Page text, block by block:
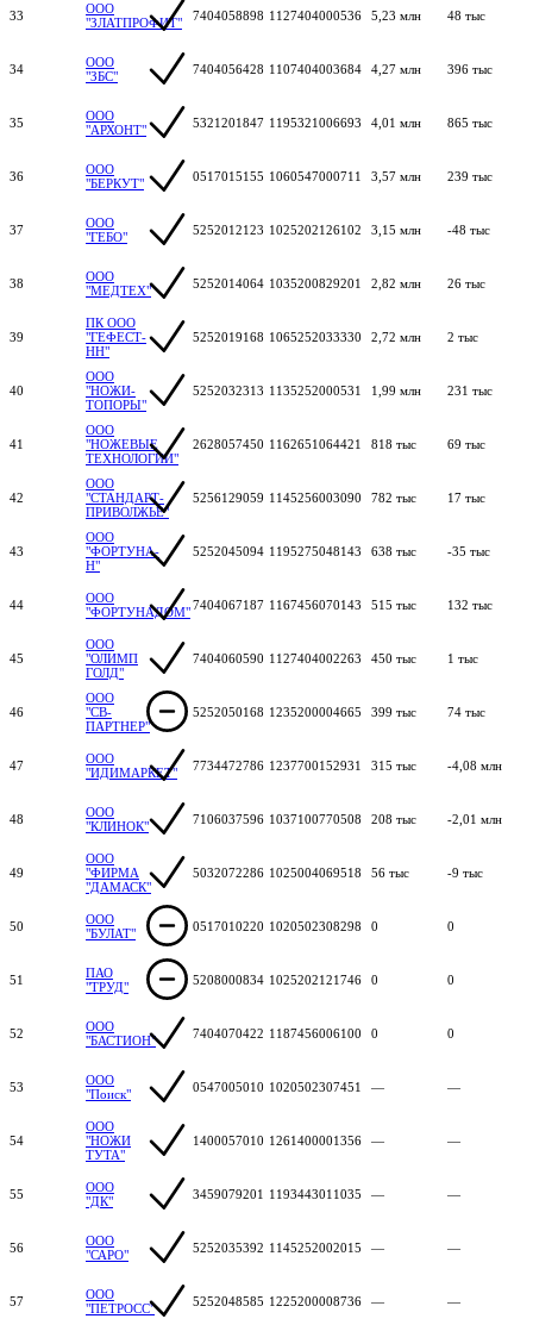
33
ООО
"ЗЛАТПРОФИТ"
7404058898 1127404000536 5,23 млн 48 тыс
34
ООО
"ЗБС"
7404056428 1107404003684 4,27 млн 396 тыс
35
ООО
"АРХОНТ"
5321201847 1195321006693 4,01 млн 865 тыс
36
ООО
"БЕРКУТ"
0517015155 1060547000711 3,57 млн 239 тыс
37
ООО
"ГЕБО"
5252012123 1025202126102 3,15 млн -48 тыс
38
ООО
"МЕДТЕХ"
5252014064 1035200829201 2,82 млн 26 тыс
39
ПК ООО
"ГЕФЕСТ-
НН"
5252019168 1065252033330 2,72 млн 2 тыс
40
ООО
"НОЖИ-
ТОПОРЫ"
5252032313 1135252000531 1,99 млн 231 тыс
41
ООО
"НОЖЕВЫЕ
ТЕХНОЛОГИИ"
2628057450 1162651064421 818 тыс 69 тыс
42
ООО
"СТАНДАРТ-
ПРИВОЛЖЬЕ"
5256129059 1145256003090 782 тыс 17 тыс
43
ООО
"ФОРТУНА-
Н"
5252045094 1195275048143 638 тыс -35 тыс
44
ООО
"ФОРТУНАДОМ"7404067187 1167456070143 515 тыс 132 тыс
45
ООО
"ОЛИМП
ГОЛД"
7404060590 1127404002263 450 тыс 1 тыс
46
ООО
"СВ-
ПАРТНЕР"
5252050168 1235200004665 399 тыс 74 тыс
47
ООО
"ИДИМАРКЕТ"
7734472786 1237700152931 315 тыс -4,08 млн
48
ООО
"КЛИНОК"
7106037596 1037100770508 208 тыс -2,01 млн
49
ООО
"ФИРМА
"ДАМАСК"
5032072286 1025004069518 56 тыс -9 тыс
50
ООО
"БУЛАТ"
0517010220 1020502308298 0 0
51
ПАО
"ТРУД"
5208000834 1025202121746 0 0
52
ООО
"БАСТИОН"
7404070422 1187456006100 0 0
53
ООО
"Поиск"
0547005010 1020502307451 — —
54
ООО
"НОЖИ
ТУТА"
1400057010 1261400001356 — —
55
ООО
"ДК"
3459079201 1193443011035 — —
56
ООО
"САРО"
5252035392 1145252002015 — —
57
ООО
"ПЕТРОСС"
5252048585 1225200008736 — —